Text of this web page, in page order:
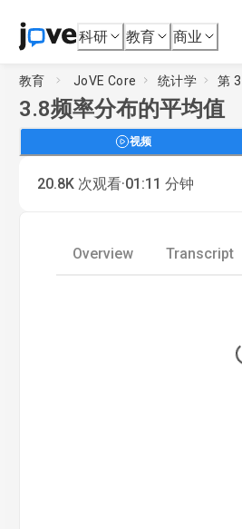
科研 教育 商业
教育 JoVE Core 统计学 第
3.8频率分布的平均值
视频
20.8K 次观看·01:11 分钟
Overview Transcript